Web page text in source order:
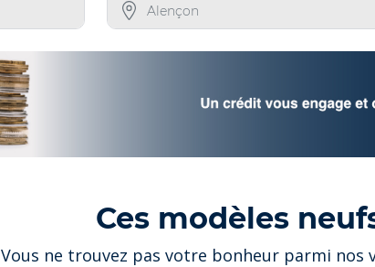
Alençon
Ces modèles
Vous ne trouvez pas votre bonheur parmi nos